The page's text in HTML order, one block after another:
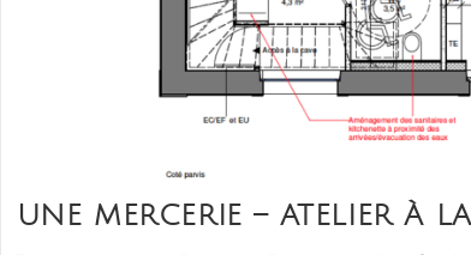
UNE MERCERIE – ATELIER À